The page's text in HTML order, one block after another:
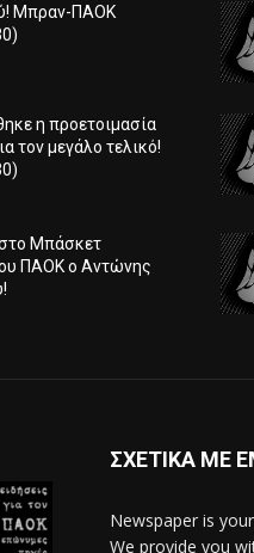
Μπραν-ΠΑΟΚ
η προετοιμασία
τον μεγάλο τελικό!
Μπάσκετ
ΠΑΟΚ ο Αντώνης
ΣΧΕΤΙΚΑ ΜΕ
Newspaper is
We provide you